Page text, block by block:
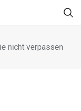
nicht verpassen